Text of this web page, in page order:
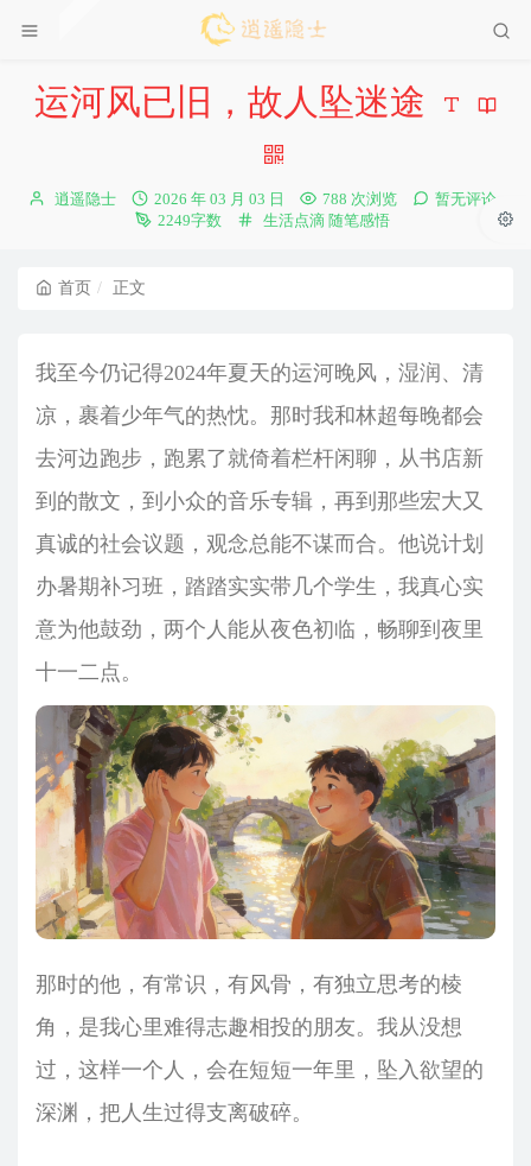
运河风已旧，故人坠迷途
博
逍遥隐士
发
布
2026 年 03 月 03 日 788 次浏览
暂无评论
2249字数
分
生活点滴 随笔感悟
首页 正文
我至今仍记得2024年夏天的运河晚风，湿润、清
凉，裹着少年气的热忱。那时我和林超每晚都会
去河边跑步，跑累了就倚着栏杆闲聊，从书店新
到的散文，到小众的音乐专辑，再到那些宏大又
真诚的社会议题，观念总能不谋而合。他说计划
办暑期补习班，踏踏实实带几个学生，我真心实
意为他鼓劲，两个人能从夜色初临，畅聊到夜里
十一二点。
那时的他，有常识，有风骨，有独立思考的棱
角，是我心里难得志趣相投的朋友。我从没想
过，这样一个人，会在短短一年里，坠入欲望的
深渊，把人生过得支离破碎。